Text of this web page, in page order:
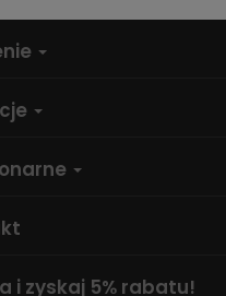
i zyskaj 5% rabatu!